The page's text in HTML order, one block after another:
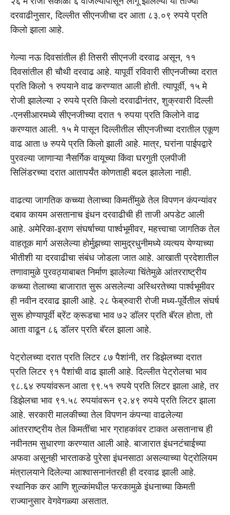
दरवाढीनुसार, दिल्लीत सीएनजीचा दर आता ८३.०९ रुपये प्रति
किलो झाला आहे.
गेल्या नऊ दिवसांतील ही तिसरी सीएनजी दरवाढ असून, ११
दिवसांतील ही चौथी दरवाढ आहे. यापूर्वी रविवारी सीएनजीच्या दरात
प्रति किलो १ रुपयाने वाढ करण्यात आली होती. त्यापूर्वी, १५ मे
रोजी झालेल्या २ रुपये प्रति किलो दरवाढीनंतर, शुक्रवारी दिल्ली
-एनसीआरमध्ये सीएनजीच्या दरात १ रुपया प्रति किलोने वाढ
करण्यात आली. १५ मे पासून दिल्लीतील सीएनजीच्या दरातील एकूण
वाढ आता ७ रुपये प्रति किलो झाली आहे. मात्र, घरांना पाईपद्वारे
पुरवल्या जाणाऱ्या नैसर्गिक वायूच्या किंवा घरगुती एलपीजी
सिलिंडरच्या दरात आतापर्यंत कोणताही बदल झालेला नाही.
वाढत्या जागतिक कच्च्या तेलाच्या किमतींमुळे तेल विपणन कंपन्यांवर
दबाव कायम असतानाच इंधन दरवाढीची ही ताजी अपडेट आली
आहे. अमेरिका-इराण संघर्षाच्या पार्श्वभूमीवर, महत्त्वाचा जागतिक तेल
वाहतूक मार्ग असलेल्या होर्मुझच्या सामुद्रधुनीमध्ये व्यत्यय येण्याच्या
भीतीशी या दरवाढीचा संबंध जोडला जात आहे. आखाती प्रदेशातील
तणावामुळे पुरवठ्याबाबत निर्माण झालेल्या चिंतेमुळे आंतरराष्ट्रीय
कच्च्या तेलाच्या बाजारात सुरू असलेल्या अस्थिरतेच्या पार्श्वभूमीवर
ही नवीन दरवाढ झाली आहे. २८ फेब्रुवारी रोजी मध्य-पूर्वेतील संघर्ष
सुरू होण्यापूर्वी ब्रेंट क्रूडचा भाव ७२ डॉलर प्रति बॅरल होता, तो
आता वाढून ८६ डॉलर प्रति बॅरल झाला आहे.
पेट्रोलच्या दरात प्रति लिटर ८७ पैशांनी, तर डिझेलच्या दरात
प्रति लिटर ९१ पैशांची वाढ झाली आहे. दिल्लीत पेट्रोलचा भाव
९८.६४ रुपयांवरून आता ९९.५१ रुपये प्रति लिटर झाला आहे, तर
डिझेलचा भाव ९१.५८ रुपयांवरून ९२.४९ रुपये प्रति लिटर झाला
आहे. सरकारी मालकीच्या तेल विपणन कंपन्या वाढलेल्या
आंतरराष्ट्रीय तेल किमतींचा भार ग्राहकांवर टाकत असतानाच ही
नवीनतम सुधारणा करण्यात आली आहे. बाजारात इंधनटंचाईच्या
अफवा असूनही भारताकडे पुरेसा इंधनसाठा असल्याच्या पेट्रोलियम
मंत्रालयाने दिलेल्या आश्वासनानंतरही ही दरवाढ झाली आहे.
स्थानिक कर आणि शुल्कांमधील फरकामुळे इंधनाच्या किमती
राज्यानुसार वेगवेगळ्या असतात.